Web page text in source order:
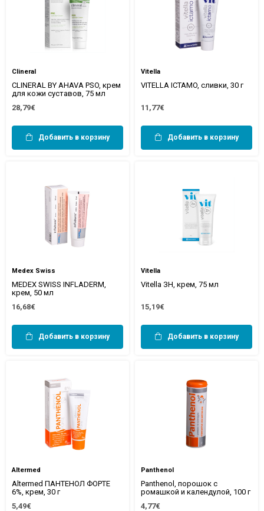
Clineral
CLINERAL BY AHAVA PSO, крем
для кожи суставов, 75 мл
28,79€
Добавить в корзину
Vitella
VITELLA ICTAMO, сливки, 30 г
11,77€
Добавить в корзину
Medex Swiss
MEDEX SWISS INFLADERM,
крем, 50 мл
16,68€
Добавить в корзину
Vitella
Vitella ЗН, крем, 75 мл
15,19€
Добавить в корзину
Altermed
Altermed ПАНТЕНОЛ ФОРТЕ
6%, крем, 30 г
5,49€
Panthenol
Panthenol, порошок с
ромашкой и календулой, 100 г
4,77€